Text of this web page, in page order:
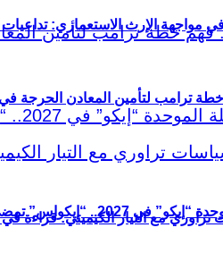
في مواجهة الإرث الاستعماري:
“إيكواس” تمضي قدمًا دون انتظار
خطة ترامب لتأمين المعادن الحرجة في
مع التيار الكيميتي: قراءة